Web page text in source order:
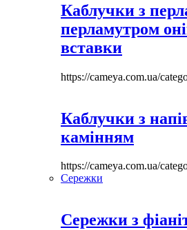
Каблучки з
перламутром
вставки
https://cameya.com.ua/
Каблучки з
камінням
https://cameya.com.ua/
Сережки
Сережки з